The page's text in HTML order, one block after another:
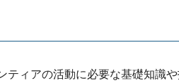
ィアの活動に必要な基礎知識や